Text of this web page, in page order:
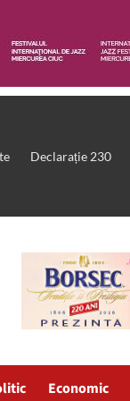
Declarație 230
Economic